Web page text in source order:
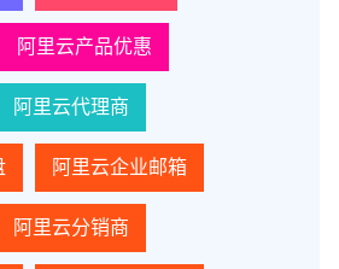
阿里云产品优惠
阿里云代理商
阿里云企业邮箱
阿里云分销商